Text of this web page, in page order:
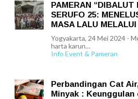
PAMERAN “DIBALUT
SERUFO 25:
MASA LALU
Yogyakarta, 24 Mei 2024 -
harta karun…
Info Event & Pameran
Perbandingan Cat
Minyak : Keunggulan